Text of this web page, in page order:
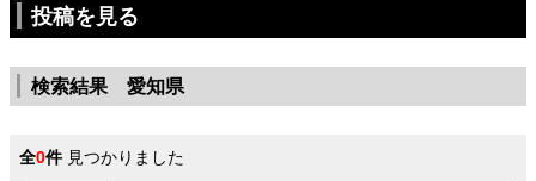
投稿を見る
検索結果 愛知県
全0件 見つかりました